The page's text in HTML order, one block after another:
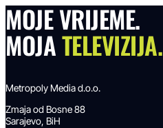
MOJE VRIJEME.
MOJATELEVIZIJA.
Metropoly Media d.o.o.
Zmaja od Bosne 88
Sarajevo, BiH